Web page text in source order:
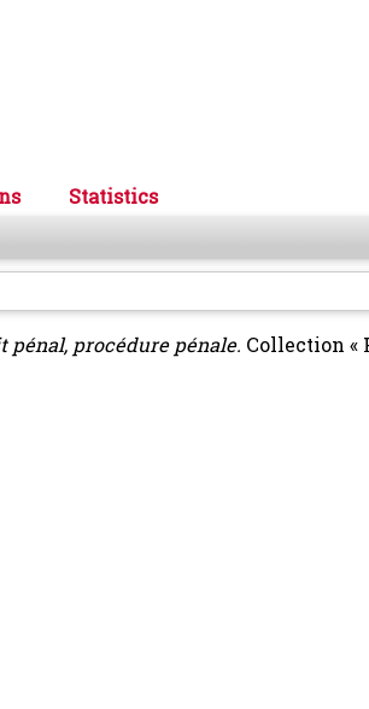
Statistics
pénal, procédure pénale. Collection «